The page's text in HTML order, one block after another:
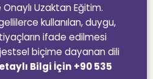
Uzaktan Eğitim.
kullanılan, duygu,
ifade edilmesi
biçime dayanan dili
Bilgi İçin +90 535